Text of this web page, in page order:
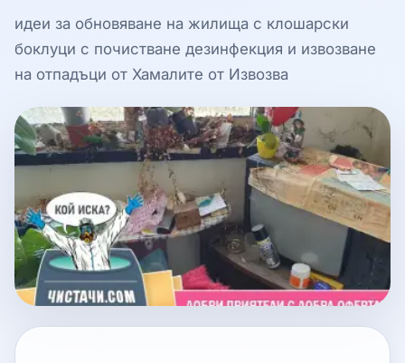
идеи за обновяване на жилища с клошарски
боклуци с почистване дезинфекция и извозване
на отпадъци от Хамалите от Извозва